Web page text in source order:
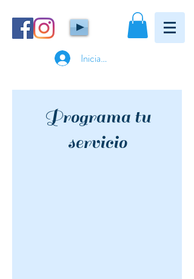
Iniciar sesión
Programa tu
servicio